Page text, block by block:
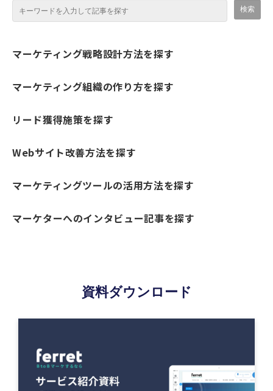
マーケティング戦略設計方法を探す
マーケティング組織の作り方を探す
リード獲得施策を探す
Webサイト改善方法を探す
マーケティングツールの活用方法を探す
マーケターへのインタビュー記事を探す
資料ダウンロード